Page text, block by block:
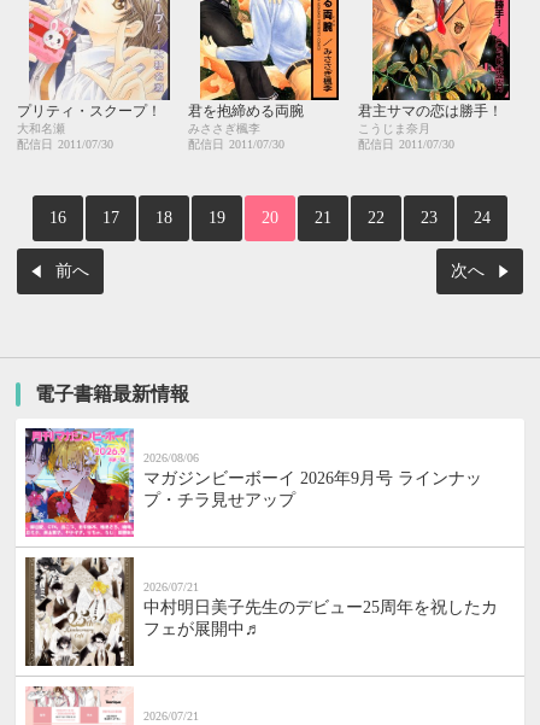
プリティ・スクープ！
大和名瀬
配信日
2011/07/30
君を抱締める両腕
みささぎ楓李
配信日
2011/07/30
君主サマの恋は勝手！
こうじま奈月
配信日
2011/07/30
前へ
16 17 18 19 20 21 22 23 24
次へ
電子書籍最新情報
2026/08/06
マガジンビーボーイ 2026年9月号 ラインナッ
プ・チラ見せアップ
2026/07/21
中村明日美子先生のデビュー25周年を祝したカ
フェが展開中♬
2026/07/21